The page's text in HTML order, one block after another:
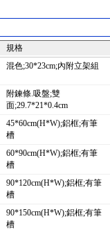
規格
混色;30*23cm;內附立架組
附鍊條.吸盤;雙
面;29.7*21*0.4cm
45*60cm(H*W);鋁框;有筆
槽
60*90cm(H*W);鋁框;有筆
槽
90*120cm(H*W);鋁框;有筆
槽
90*150cm(H*W);鋁框;有筆
槽